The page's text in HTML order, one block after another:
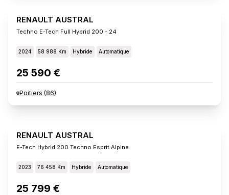
RENAULT AUSTRAL
Techno E-Tech Full Hybrid 200 - 24
2024 58 988 Km Hybride Automatique
25 590 €
Poitiers (86)
RENAULT AUSTRAL
E-Tech Hybrid 200 Techno Esprit Alpine
2023 76 458 Km Hybride Automatique
25 799 €